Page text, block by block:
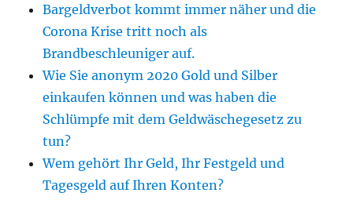
Bargeldverbot kommt immer näher und die
Corona Krise tritt noch als
Brandbeschleuniger auf.
Wie Sie anonym 2020 Gold und Silber
einkaufen können und was haben die
Schlümpfe mit dem Geldwäschegesetz zu
tun?
Wem gehört Ihr Geld, Ihr Festgeld und
Tagesgeld auf Ihren Konten?